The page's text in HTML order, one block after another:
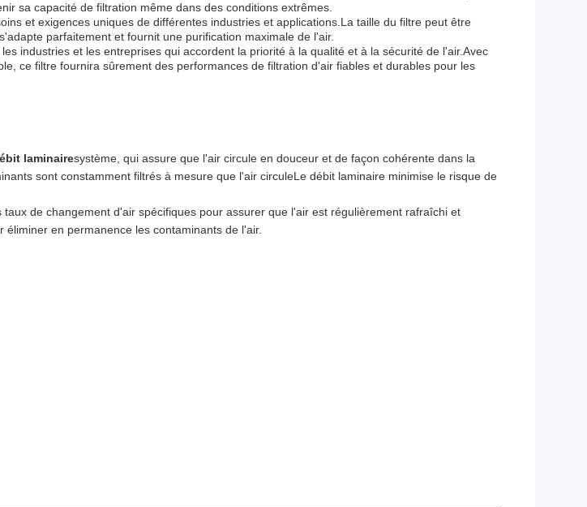
sa capacité de filtration même dans des conditions extrêmes.
et exigences uniques de différentes industries et applications.La taille du filtre peut être
parfaitement et fournit une purification maximale de l'air.
industries et les entreprises qui accordent la priorité à la qualité et à la sécurité de l'air.Avec
ce filtre fournira sûrement des performances de filtration d'air fiables et durables pour les
laminairesystème, qui assure que l'air circule en douceur et de façon cohérente dans la
sont constamment filtrés à mesure que l'air circuleLe débit laminaire minimise le risque de
de changement d'air spécifiques pour assurer que l'air est régulièrement rafraîchi et
en permanence les contaminants de l'air.